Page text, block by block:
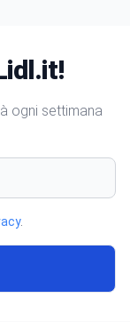
ogni settimana
.